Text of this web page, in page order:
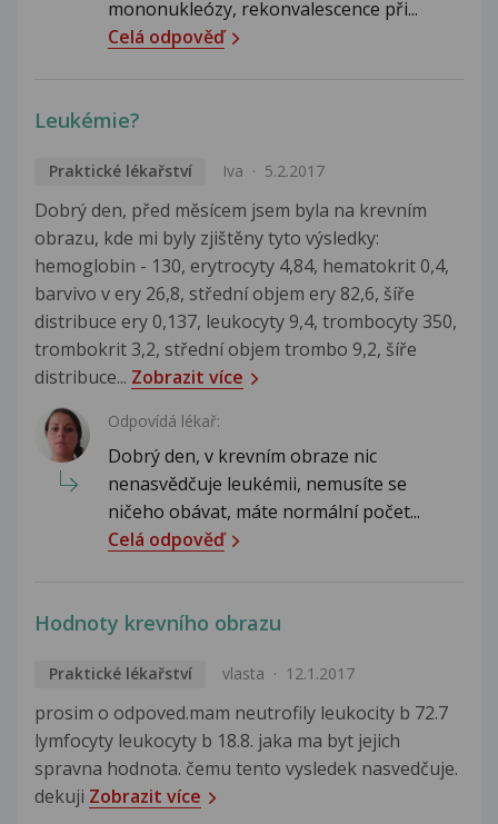
mononukleózy, rekonvalescence při...
Celá odpověď
Leukémie?
Praktické lékařství Iva 5.2.2017
Dobrý den, před měsícem jsem byla na krevním
obrazu, kde mi byly zjištěny tyto výsledky:
hemoglobin - 130, erytrocyty 4,84, hematokrit 0,4,
barvivo v ery 26,8, střední objem ery 82,6, šíře
distribuce ery 0,137, leukocyty 9,4, trombocyty 350,
trombokrit 3,2, střední objem trombo 9,2, šíře
distribuce... Zobrazit více
Odpovídá lékař:
Dobrý den, v krevním obraze nic
nenasvědčuje leukémii, nemusíte se
ničeho obávat, máte normální počet...
Celá odpověď
Hodnoty krevního obrazu
Praktické lékařství vlasta 12.1.2017
prosim o odpoved.mam neutrofily leukocity b 72.7
lymfocyty leukocyty b 18.8. jaka ma byt jejich
spravna hodnota. čemu tento vysledek nasvedčuje.
dekuji Zobrazit více